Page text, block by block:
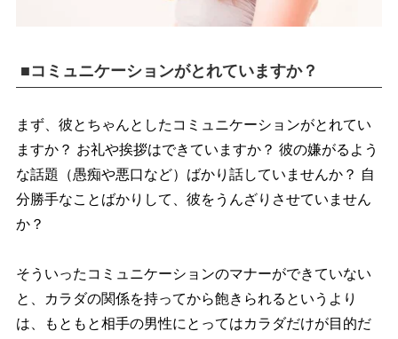
■コミュニケーションがとれていますか？
まず、彼とちゃんとしたコミュニケーションがとれてい
ますか？ お礼や挨拶はできていますか？ 彼の嫌がるよう
な話題（愚痴や悪口など）ばかり話していませんか？ 自
分勝手なことばかりして、彼をうんざりさせていません
か？
そういったコミュニケーションのマナーができていない
と、カラダの関係を持ってから飽きられるというより
は、もともと相手の男性にとってはカラダだけが目的だ